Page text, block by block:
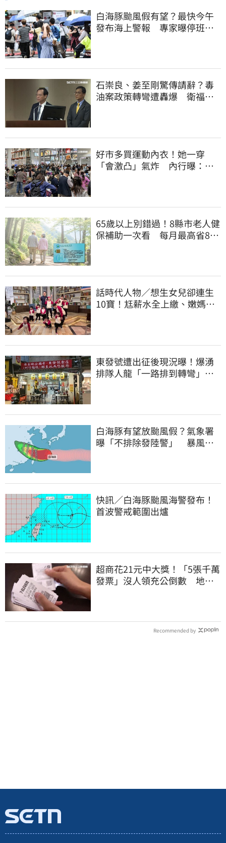
白海豚颱風假有望？最快今午
發布海上警報 專家曝停班停
石崇良、姜至剛驚傳請辭？毒
油案政策轉彎遭轟爆 衛福部
好市多買運動內衣！她一穿
「會激凸」氣炸 內行曝：其
65歲以上別錯過！8縣市老人健
保補助一次看 每月最高省826
話時代人物／想生女兒卻連生
10寶！尪薪水全上繳、嫩媽吐
東發號遭出征後現況曝！爆湧
排隊人龍「一路排到轉彎」
白海豚有望放颱風假？氣象署
曝「不排除發陸警」 暴風圈
快訊／白海豚颱風海警發布！
首波警戒範圍出爐
超商花21元中大獎！「5張千萬
發票」沒人領充公倒數 地點
Recommended by